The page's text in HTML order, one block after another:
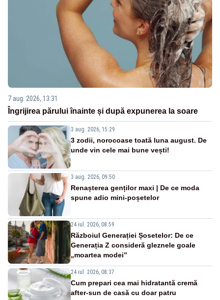
7 aug. 2026, 13:31
Îngrijirea părului înainte și după expunerea la soare
3 aug. 2026, 15:29
3 zodii, norocoase toată luna august. De
unde vin cele mai bune vești!
3 aug. 2026, 09:50
Renașterea genților maxi | De ce moda
spune adio mini-poșetelor
24 iul. 2026, 08:59
Războiul Generației Șosetelor: De ce
Generația Z consideră gleznele goale
„moartea modei”
24 iul. 2026, 08:37
Cum prepari cea mai hidratantă cremă
after-sun de casă cu doar patru